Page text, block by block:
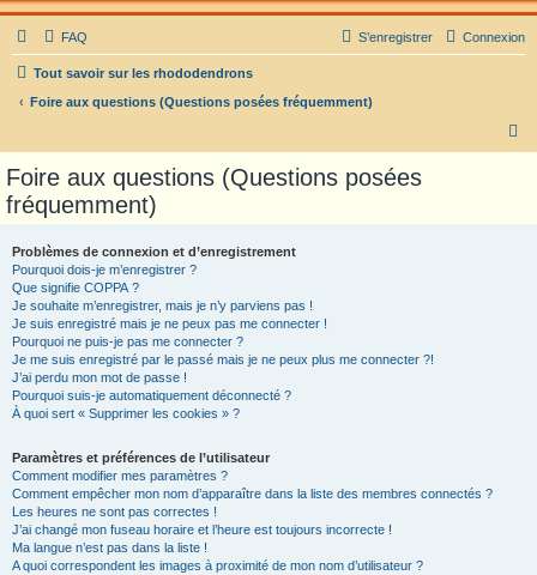
FAQ Connexion
S’enregistrer
Tout savoir sur les rhododendrons
Foire aux questions (Questions posées fréquemment)
Foire aux questions (Questions posées
fréquemment)
Problèmes de connexion et d’enregistrement
Pourquoi dois-je m’enregistrer ?
Que signifie COPPA ?
Je souhaite m’enregistrer, mais je n’y parviens pas !
Je suis enregistré mais je ne peux pas me connecter !
Pourquoi ne puis-je pas me connecter ?
Je me suis enregistré par le passé mais je ne peux plus me connecter ?!
J’ai perdu mon mot de passe !
Pourquoi suis-je automatiquement déconnecté ?
À quoi sert « Supprimer les cookies » ?
Paramètres et préférences de l’utilisateur
Comment modifier mes paramètres ?
Comment empêcher mon nom d’apparaître dans la liste des membres connectés ?
Les heures ne sont pas correctes !
J’ai changé mon fuseau horaire et l’heure est toujours incorrecte !
Ma langue n’est pas dans la liste !
A quoi correspondent les images à proximité de mon nom d’utilisateur ?